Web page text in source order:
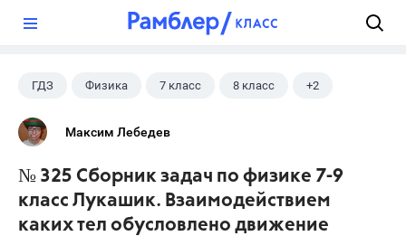
ГДЗ Физика 7 класс 8 класс +2
9 класс
Максим Лебедев
№ 325 Сборник задач по физике 7-9
класс Лукашик. Взаимодействием
каких тел обусловлено движение